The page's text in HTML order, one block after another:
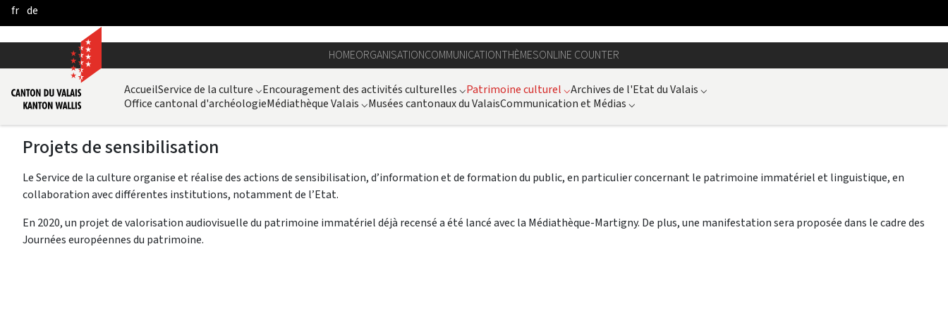
Skip to Main Content
fr de
HOMEORGANISATIONCOMMUNICATIONTHÈMESONLINE COUNTER
AccueilService de la culture ⌵Encouragement des activités culturelles ⌵Patrimoine culturel ⌵Archives de l'Etat du Valais ⌵
Office cantonal d'archéologieMédiathèque Valais ⌵Musées cantonaux du ValaisCommunication et Médias ⌵
Projets de sensibilisation
Le Service de la culture organise et réalise des actions de sensibilisation, d’information et de formation du public, en particulier concernant le patrimoine immatériel et linguistique, en
collaboration avec différentes institutions, notamment de l’Etat.
En 2020, un projet de valorisation audiovisuelle du patrimoine immatériel déjà recensé a été lancé avec la Médiathèque-Martigny. De plus, une manifestation sera proposée dans le cadre des
Journées européennes du patrimoine.